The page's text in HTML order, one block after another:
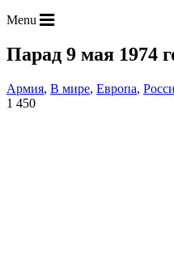
Menu
Парад 9 мая 1974
Армия, В мире, Европа,
1 450